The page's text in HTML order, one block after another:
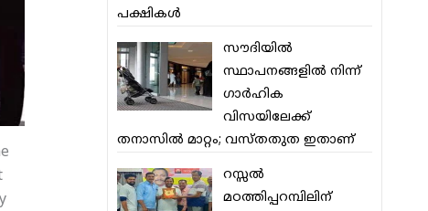
പക്ഷികള്‍
സൗദിയില്‍
സ്ഥാപനങ്ങളില്‍ നിന്ന്
ഗാര്‍ഹിക
വിസയിലേക്ക്
തനാസില്‍ മാറ്റം; വസ്തതുത ഇതാണ്
റസ്സല്‍
മഠത്തിപ്പറമ്പിലിന്